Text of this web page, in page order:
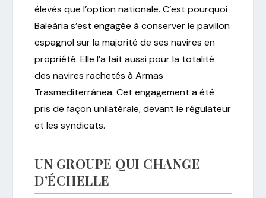
élevés que l’option nationale. C’est pourquoi
Baleària s’est engagée à conserver le pavillon
espagnol sur la majorité de ses navires en
propriété. Elle l’a fait aussi pour la totalité
des navires rachetés à Armas
Trasmediterránea. Cet engagement a été
pris de façon unilatérale, devant le régulateur
et les syndicats.
UN GROUPE QUI CHANGE
D’ÉCHELLE